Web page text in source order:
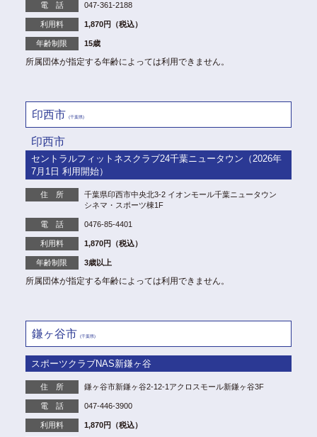
電 話 047-361-2188
利用料 1,870円（税込）
年齢制限 15歳
所属団体が指定する年齢によっては利用できません。
印西市 (千葉県)
印西市
セントラルフィットネスクラブ24千葉ニュータウン（2026年
7月1日 利用開始）
住 所
千葉県印西市中央北3-2 イオンモール千葉ニュータウン
シネマ・スポーツ棟1F
電 話 0476-85-4401
利用料 1,870円（税込）
年齢制限 3歳以上
所属団体が指定する年齢によっては利用できません。
鎌ヶ谷市 (千葉県)
スポーツクラブNAS新鎌ヶ谷
住 所 鎌ヶ谷市新鎌ヶ谷2-12-1アクロスモール新鎌ヶ谷3F
電 話 047-446-3900
利用料 1,870円（税込）